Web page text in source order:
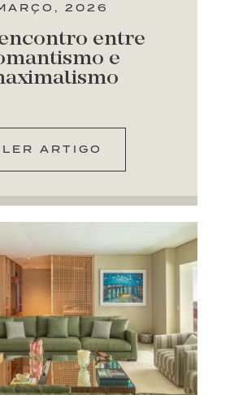
2026
entre
e
LER ARTIGO